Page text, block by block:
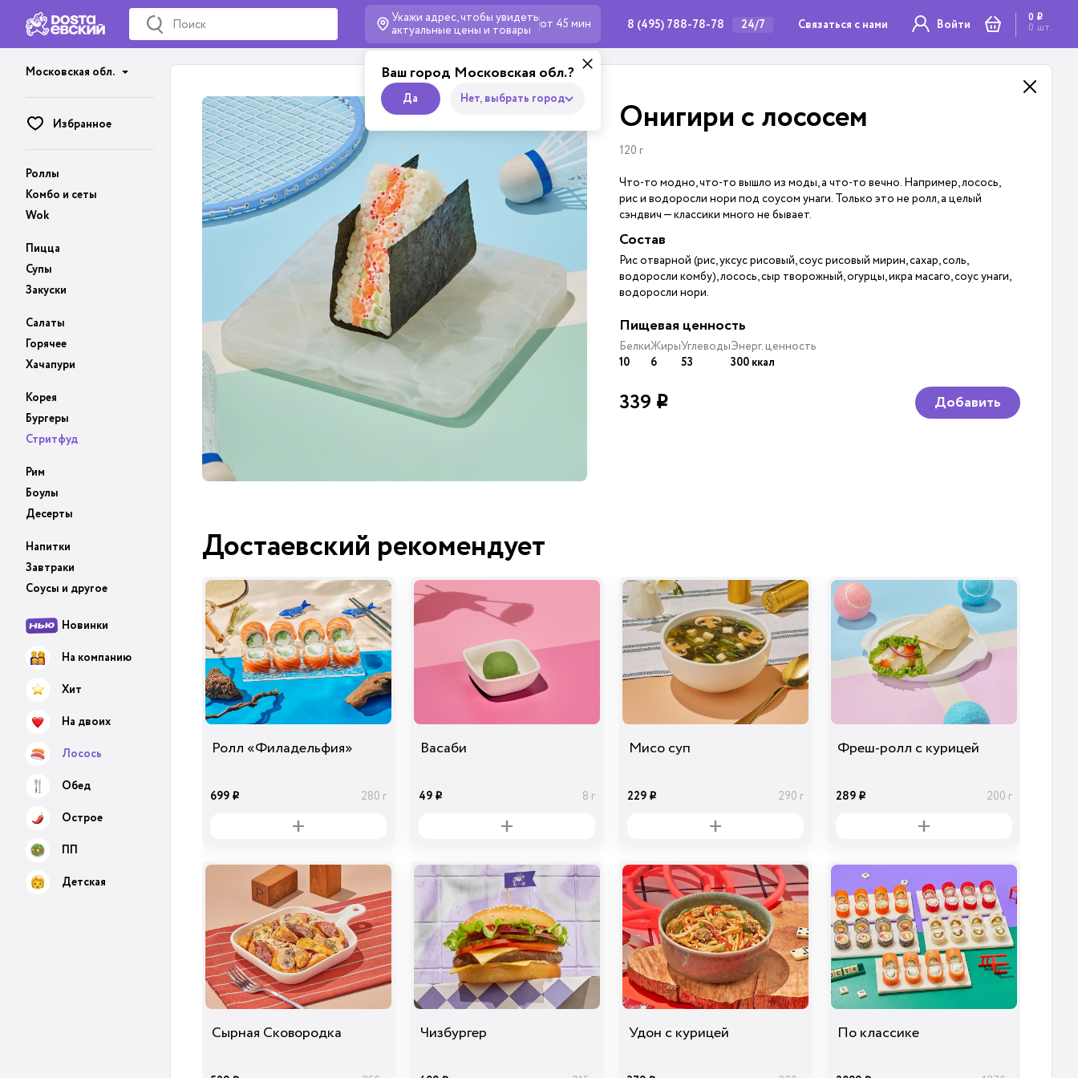
Укажи адрес, чтобы увидеть
актуальные цены и товары от 45 мин
Ваш город Московская обл.?
Да Нет, выбрать город
8 (495) 788-78-78 24/7 Связаться с нами Войти 0 i
0 шт.
Московская обл.
Избранное
Роллы
Комбо и сеты
Wok
Пицца
Супы
Закуски
Салаты
Горячее
Хачапури
Корея
Бургеры
Стритфуд
Рим
Боулы
Десерты
Напитки
Завтраки
Соусы и другое
Новинки
На компанию
Хит
На двоих
Лосось
Обед
Острое
ПП
Детская
Онигири с лососем
120 г
Что-то модно, что-то вышло из моды, а что-то вечно. Например, лосось,
рис и водоросли нори под соусом унаги. Только это не ролл, а целый
сэндвич — классики много не бывает.
Состав
Рис отварной (рис, уксус рисовый, соус рисовый мирин, сахар, соль,
водоросли комбу), лосось, сыр творожный, огурцы, икра масаго, соус унаги,
водоросли нори.
Пищевая ценность
Белки
10
Жиры
6
Углеводы
53
Энерг. ценность
300 ккал
339 i Добавить
Достаевский рекомендует
Ролл «Филадельфия»
699 i 280 г
Васаби
49 i 8 г
Мисо суп
229 i 290 г
Фреш-ролл с курицей
289 i 200 г
Сырная Сковородка Чизбургер Удон с курицей По классике